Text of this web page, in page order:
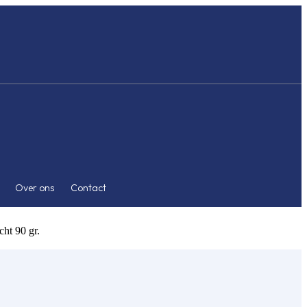
Over ons Contact
90 gr.